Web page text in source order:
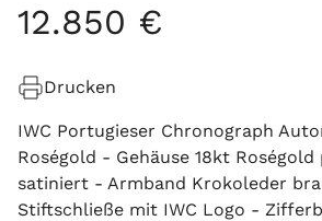
12.850 €
Drucken
IWC Portugieser Chronograph
Roségold - Gehäuse 18kt
satiniert - Armband Krokoleder
Stiftschließe mit IWC Logo -